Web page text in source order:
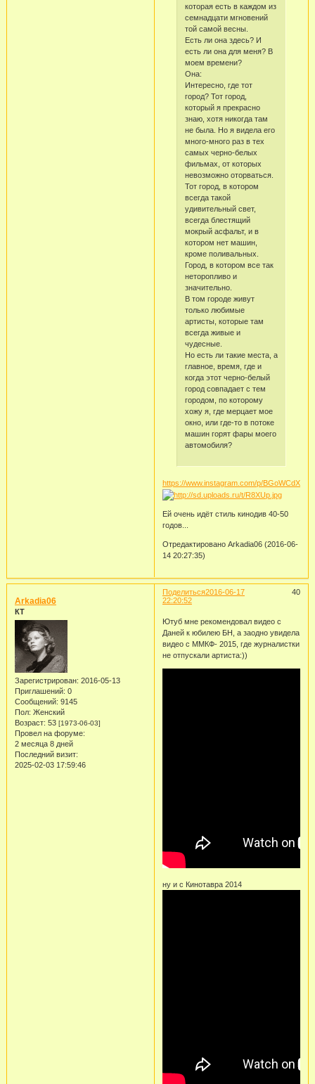
которая есть в каждом из
семнадцати мгновений
той самой весны.
Есть ли она здесь? И
есть ли она для меня? В
моем времени?
Она:
Интересно, где тот
город? Тот город,
который я прекрасно
знаю, хотя никогда там
не была. Но я видела его
много-много раз в тех
самых черно-белых
фильмах, от которых
невозможно оторваться.
Тот город, в котором
всегда такой
удивительный свет,
всегда блестящий
мокрый асфальт, и в
котором нет машин,
кроме поливальных.
Город, в котором все так
неторопливо и
значительно.
В том городе живут
только любимые
артисты, которые там
всегда живые и
чудесные.
Но есть ли такие места, а
главное, время, где и
когда этот черно-белый
город совпадает с тем
городом, по которому
хожу я, где мерцает мое
окно, или где-то в потоке
машин горят фары моего
автомобиля?
https://www.instagram.com/p/
Ей очень идёт стиль кинодив 40-50
годов...
Отредактировано Arkadia06 (2016-06-
14 20:27:35)
Поделиться 40
2016-06-17
22:20:52
Arkadia06
КТ
Зарегистрирован: 2016-05-13
Приглашений: 0
Сообщений: 9145
Пол: Женский
Возраст: 53 [1973-06-03]
Провел на форуме:
2 месяца 8 дней
Последний визит:
2025-02-03 17:59:46
Ютуб мне рекомендовал видео с
Даней к юбилею БН, а заодно увидела
видео с ММКФ- 2015, где журналистки
не отпускали артиста:))
ну и с Кинотавра 2014